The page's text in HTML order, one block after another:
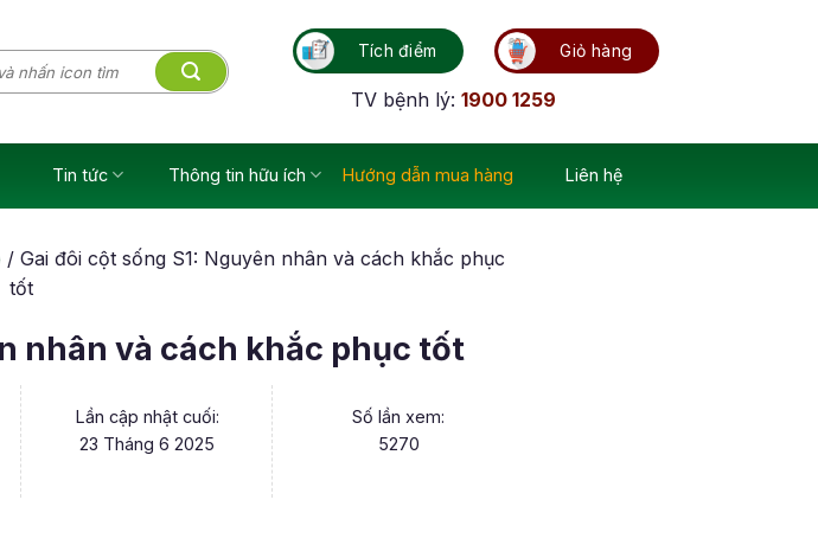
Tích điểm Giỏ hàng
TV bệnh lý: 1900 1259
Tin tức Thông tin hữu ích Hướng dẫn mua hàng Liên hệ
/ Gai đôi cột sống S1: Nguyên nhân và cách khắc phục
tốt
nhân và cách khắc phục tốt
Lần cập nhật cuối:
23 Tháng 6 2025
Số lần xem:
5270